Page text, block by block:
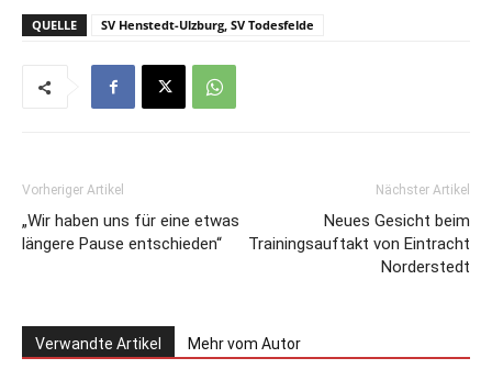
QUELLE SV Henstedt-Ulzburg, SV Todesfelde
Vorheriger Artikel
„Wir haben uns für eine etwas
längere Pause entschieden“
Nächster Artikel
Neues Gesicht beim
Trainingsauftakt von Eintracht
Norderstedt
Verwandte Artikel Mehr vom Autor